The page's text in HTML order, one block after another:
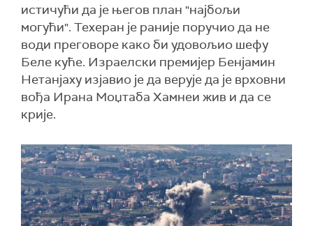
истичући да је његов план "најбољи
могући". Техеран је раније поручио да не
води преговоре како би удовољио шефу
Беле куће. Израелски премијер Бенјамин
Нетанјаху изјавио је да верује да је врховни
вођа Ирана Моџтаба Хамнеи жив и да се
крије.